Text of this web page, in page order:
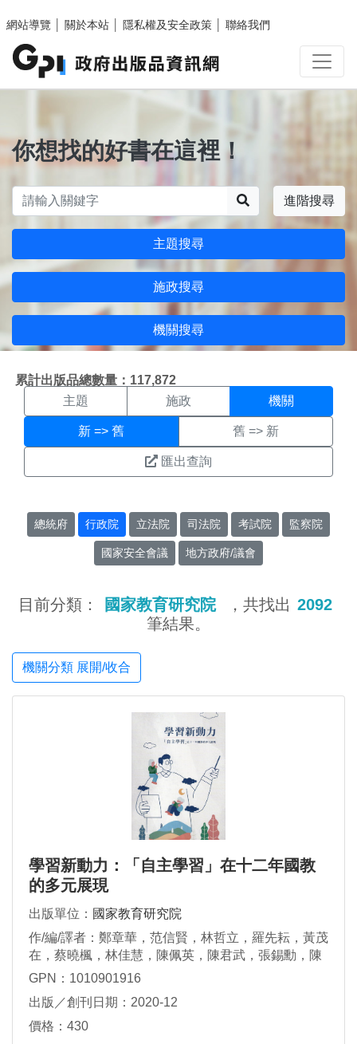
網站導覽
關於本站 隱私權及安全政策 聯絡我們
你想找的好書在這裡！
進階搜尋
主題搜尋
施政搜尋
機關搜尋
累計出版品總數量：117,872
機關搜尋結果頁面
主題 施政 機關
新 => 舊 舊 => 新
匯出查詢
總統府 行政院 立法院 司法院 考試院 監察院
國家安全會議 地方政府/議會
目前分類： 國家教育研究院 ，共找出 2092
筆結果。
機關分類 展開/收合
學習新動力：「自主學習」在十二年國教
的多元展現
出版單位： 國家教育研究院
作/編/譯者：鄭章華，范信賢，林哲立，羅先耘，黃茂
在，蔡曉楓，林佳慧，陳佩英，陳君武，張錫勳，陳
偉仁，張堯卿，陳鏗任，黎少奇，吳歡鵲，李威儀，
GPN：1010901916
出版／創刊日期：2020-12
價格：430